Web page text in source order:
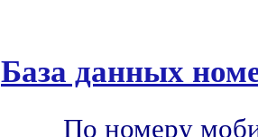
База данных
По номеру